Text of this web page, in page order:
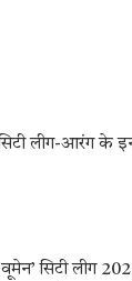
लीग-आरंग के
सिटी लीग